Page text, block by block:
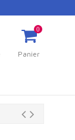
0
Panier